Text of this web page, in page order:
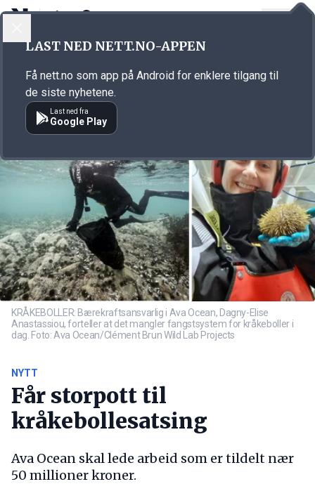
Annonsørinnhold
KRÅKEBOLLER: Bærekraftsansvarlig i Ava Ocean, Dagny-Elise
Anastassiou, forteller at det mangler fangstsystem for kråkeboller i
dag. Foto: Ava Ocean/Clément Brun Wild Lab Projects
NYTT
Får storpott til
kråkebollesatsing
Ava Ocean skal lede arbeid som er tildelt nær
50 millioner kroner.
LAST NED NETT.NO-APPEN
Få nett.no som app på Android for enklere tilgang til
de siste nyhetene.
Last ned fra
Google Play